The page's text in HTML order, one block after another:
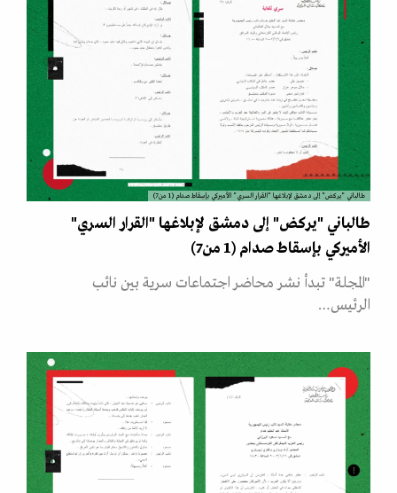
طالباني "يركض" إلى دمشق لإبلاغها "القرار السري" الأميركي بإسقاط صدام (1 من7)
طالباني "يركض" إلى دمشق لإبلاغها "القرار السري"
الأميركي بإسقاط صدام (1 من7)
"المجلة" تبدأ نشر محاضر اجتماعات سرية بين نائب
الرئيس…